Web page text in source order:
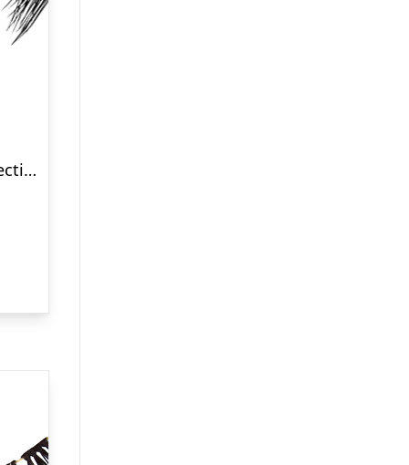
Dolllike – Nude Lash Collection